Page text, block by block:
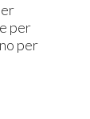
per
per